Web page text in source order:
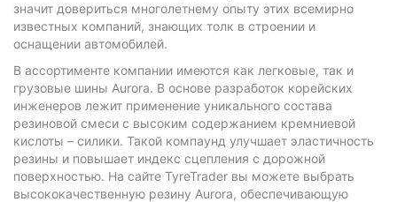
значит довериться многолетнему опыту этих всемирно
известных компаний, знающих толк в строении и
оснащении автомобилей.
В ассортименте компании имеются как легковые, так и
грузовые шины Aurora. В основе разработок корейских
инженеров лежит применение уникального состава
резиновой смеси с высоким содержанием кремниевой
кислоты – силики. Такой компаунд улучшает эластичность
резины и повышает индекс сцепления с дорожной
поверхностью. На сайте TyreTrader вы можете выбрать
высококачественную резину Aurora, обеспечивающую